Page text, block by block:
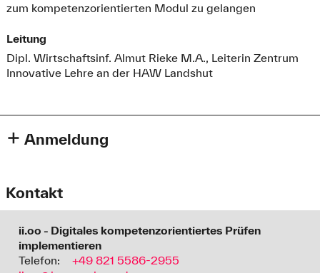
zum kompetenzorientierten Modul zu gelangen
Leitung
Dipl. Wirtschaftsinf. Almut Rieke M.A., Leiterin Zentrum
Innovative Lehre an der HAW Landshut
Anmeldung
Kontakt
ii.oo - Digitales kompetenzorientiertes Prüfen
implementieren
Telefon:
+49 821 5586-2955